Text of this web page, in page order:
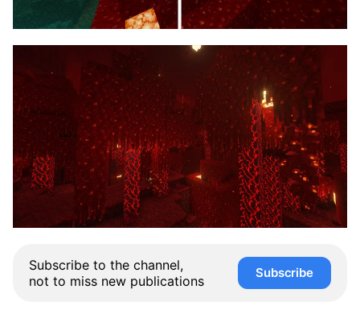
Subscribe to the channel,
not to miss new publications
Subscribe